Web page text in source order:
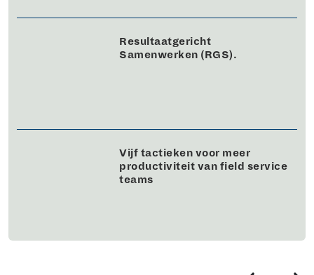
Resultaatgericht
Samenwerken (RGS).
Vijf tactieken voor meer
productiviteit van field service
teams